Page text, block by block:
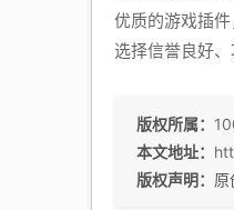
优质的游戏插
选择信誉良好
版权所属：
本文地址：
版权声明： 原